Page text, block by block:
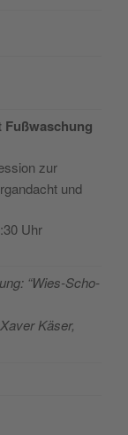
zur
und
Uhr
“Wies-Scho­
Käser,